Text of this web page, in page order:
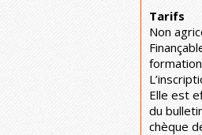
Tarifs
Non
Elle est
du
chèque